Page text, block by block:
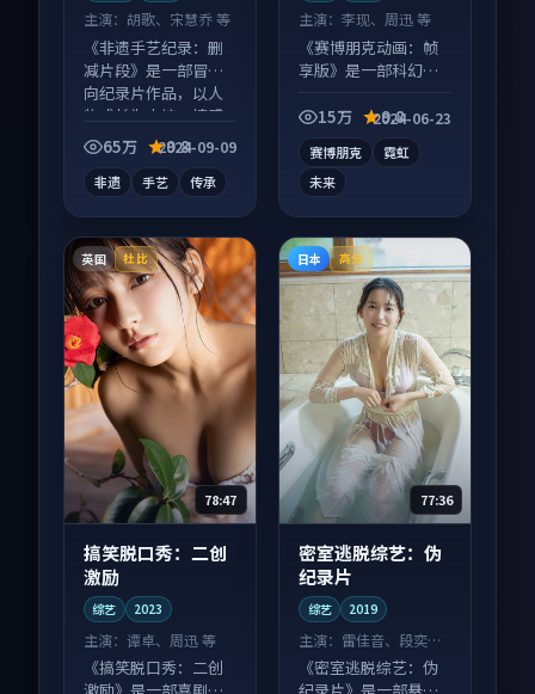
主演： 胡歌、宋慧乔 等
《非遗手艺纪录：删
减片段》是一部冒险
向纪录片作品，以人
物成长为内核，情感
戏份扎实。
65万 9.8
2024-09-09
非遗 手艺 传承
主演：李现、周迅 等
《赛博朋克动画：帧
享版》是一部科幻向
在线，配乐与镜头配
15万 9.8
2024-06-23
赛博朋克
霓虹
未来
英国 杜比
78:47
搞笑脱口秀：二创
激励
综艺 2023
主演： 谭卓、周迅 等
《搞笑脱口秀：二创
日本 高分
77:36
密室逃脱综艺：伪
纪录片
综艺 2019
主演： 雷佳音、段奕宏
等
《密室逃脱综艺：伪